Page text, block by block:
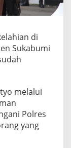
di
Sukabumi
melalui
Polres
yang